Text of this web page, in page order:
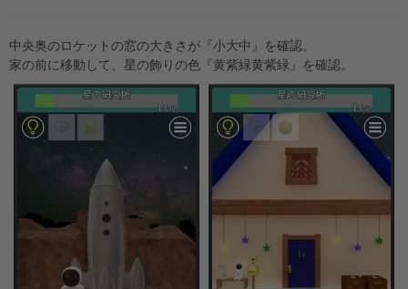
中央奥のロケットの窓の大きさが『小大中』を確認。
家の前に移動して、星の飾りの色『黄紫緑黄紫緑』を確認。